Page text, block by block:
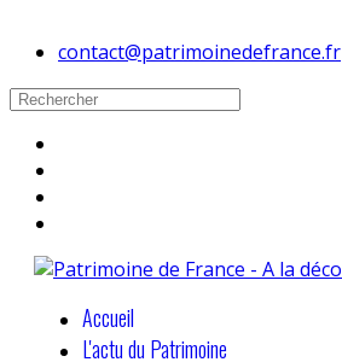
contact@patrimoinedefrance.fr
Accueil
L'actu du Patrimoine